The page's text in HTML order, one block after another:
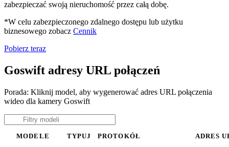
zabezpieczać swoją nieruchomość przez całą dobę.
*W celu zabezpieczonego zdalnego dostępu lub użytku
biznesowego zobacz Cennik
Pobierz teraz
Goswift adresy URL połączeń
Porada: Kliknij model, aby wygenerować adres URL połączenia
wideo dla kamery Goswift
MODELE TYPUJ PROTOKÓŁ ADRES